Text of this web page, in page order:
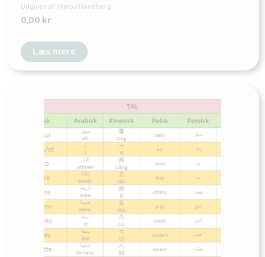
Udgives af: Malou Handberg
0,00kr
Læs mere